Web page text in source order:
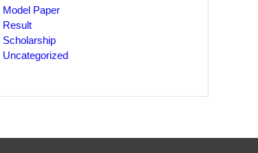
Model Paper
Result
Scholarship
Uncategorized